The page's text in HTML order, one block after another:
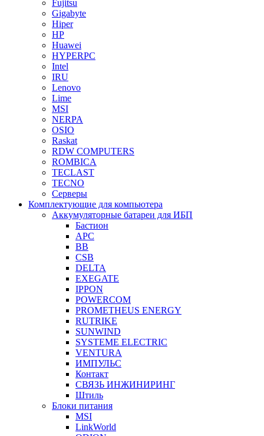
Fujitsu
Gigabyte
Hiper
HP
Huawei
HYPERPC
Intel
IRU
Lenovo
Lime
MSI
NERPA
OSIO
Raskat
RDW COMPUTERS
ROMBICA
TECLAST
TECNO
Серверы
Комплектующие для компьютера
Аккумуляторные батареи для ИБП
Бастион
APC
BB
CSB
DELTA
EXEGATE
IPPON
POWERCOM
PROMETHEUS ENERGY
RUTRIKE
SUNWIND
SYSTEME ELECTRIC
VENTURA
ИМПУЛЬС
Контакт
СВЯЗЬ ИНЖИНИРИНГ
Штиль
Блоки питания
MSI
LinkWorld